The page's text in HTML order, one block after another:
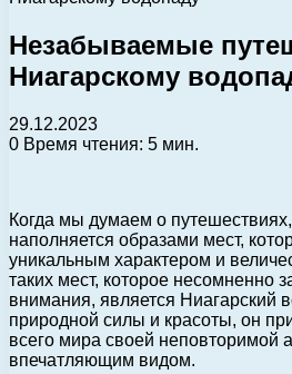
Незабываемые
Ниагарскому
29.12.2023
0 Время чтения: 5 мин.
Когда мы думаем о
наполняется образами мест,
уникальным характером и
таких мест, которое несомненно
внимания, является Ниагарский
природной силы и красоты, он
всего мира своей неповторимой
впечатляющим видом.